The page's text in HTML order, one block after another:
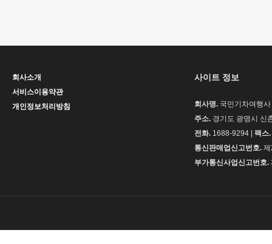
회사소개
서비스이용약관
개인정보처리방침
사이트 정보
회사명. 국민기차여행사
주소. 경기도 광명시 신
전화. 1688-9294 | 팩스.
통신판매업신고번호.
부가통신사업신고번호.